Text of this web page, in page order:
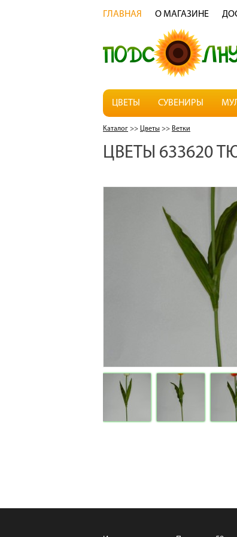
ГЛАВНАЯ О МАГАЗИНЕ
ЦВЕТЫ СУВЕНИРЫ
Каталог >> Цветы >> Ветки
ЦВЕТЫ 633620